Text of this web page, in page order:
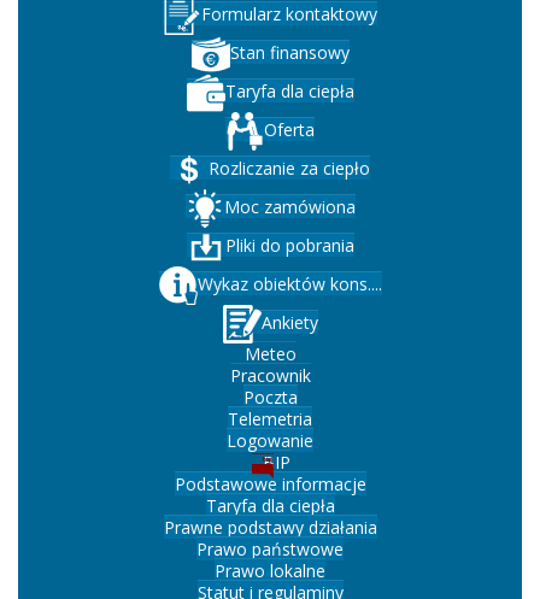
Formularz kontaktowy
Stan finansowy
Taryfa dla ciepła
Oferta
Rozliczanie za ciepło
Moc zamówiona
Pliki do pobrania
Wykaz obiektów kons....
Ankiety
Meteo
Pracownik
Poczta
Telemetria
Logowanie
BIP
Podstawowe informacje
Taryfa dla ciepła
Prawne podstawy działania
Prawo państwowe
Prawo lokalne
Statut i regulaminy